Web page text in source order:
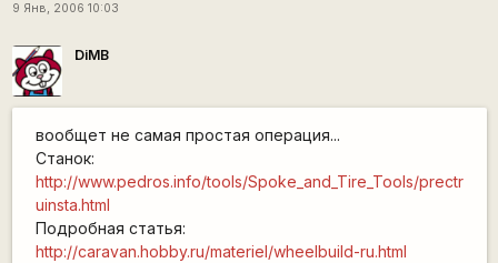
9 Янв, 2006 10:03
DiMB
вообщет не самая простая операция...
Станок:
http://www.pedros.info/tools/Spoke_and_Tire_Tools/prectr
uinsta.html
Подробная статья:
http://caravan.hobby.ru/materiel/wheelbuild-ru.html